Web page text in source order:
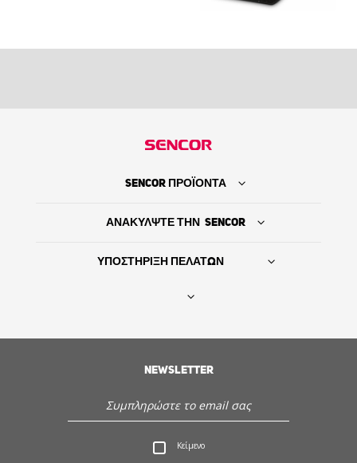
Εξυπηρέτηση - Υποστήριξη πελατών
Ανακαλύψτε την Sencor
SENCOR ΠΡΟΪΟΝΤΑ
ΑΝΑΚΥΛΨΤΕ ΤΗΝ SENCOR
ΥΠΟΣΤΗΡΙΞΗ ΠΕΛΑΤΩΝ
NEWSLETTER
Κείμενο